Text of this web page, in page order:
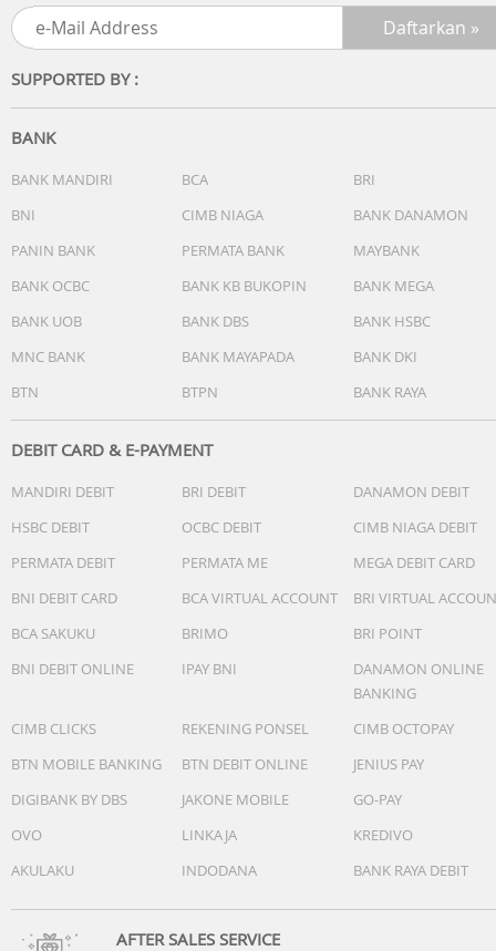
170° Wide-angle Lens
4 x Zoom
Superb Image Stabilization
In The Box :
1x AKASO V50X Action Camera/ Baterai
1x Pengisi Daya Baterai
1x Remote Control
1x Sepeda Stand
10x Mount
1x Perban
5x Tethers
1x Kabel USB
1x Lens Cloth
1x Panduan Referensi Cepat
SUPPORTED BY :
BANK
BANK MANDIRI BCA
BRI
BNI
CIMB NIAGA
BANK DANAMON
PANIN BANK
PERMATA BANK
MAYBANK
BANK OCBC
BANK KB BUKOPIN
BANK MEGA
BANK UOB
BANK DBS
BANK HSBC
MNC BANK
BANK MAYAPADA
BANK DKI
BTN
BTPN BANK RAYA
DEBIT CARD & E-PAYMENT
MANDIRI DEBIT BRI DEBIT
DANAMON DEBIT
HSBC DEBIT
OCBC DEBIT
CIMB NIAGA DEBIT
PERMATA DEBIT
PERMATA ME
MEGA DEBIT CARD
BNI DEBIT CARD
BCA VIRTUAL ACCOUNT
BRI VIRTUAL
BCA SAKUKU
BRIMO
BRI POINT
BNI DEBIT ONLINE
IPAY BNI
DANAMON ONLINE
BANKING
CIMB CLICKS
REKENING PONSEL
CIMB OCTOPAY
BTN MOBILE BANKING
BTN DEBIT ONLINE
JENIUS PAY
DIGIBANK BY DBS
JAKONE MOBILE
GO-PAY
OVO
LINKAJA
KREDIVO
AKULAKU
INDODANA BANK RAYA DEBIT
AFTER SALES SERVICE